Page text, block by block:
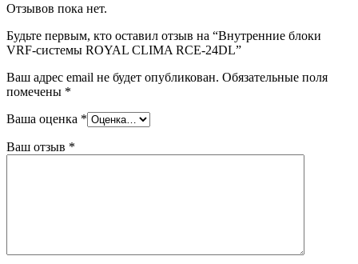
Отзывов пока нет.
Будьте первым, кто оставил отзыв на “Внутренние блоки
VRF-cистемы ROYAL CLIMA RCE-24DL”
Ваш адрес email не будет опубликован. Обязательные поля
помечены *
Ваша оценка *
Ваш отзыв *